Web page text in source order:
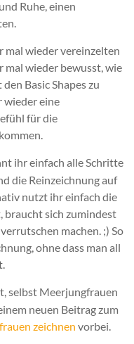
Ruhe, einen
mal wieder vereinzelten
wieder bewusst, wie
Basic Shapes zu
wieder eine
für die
ihr einfach alle Schritte
die Reinzeichnung auf
nutzt ihr einfach die
braucht sich zumindest
machen. ;) So
ohne dass man all
selbst Meerjungfrauen
neuen Beitrag zum
zeichnen vorbei.